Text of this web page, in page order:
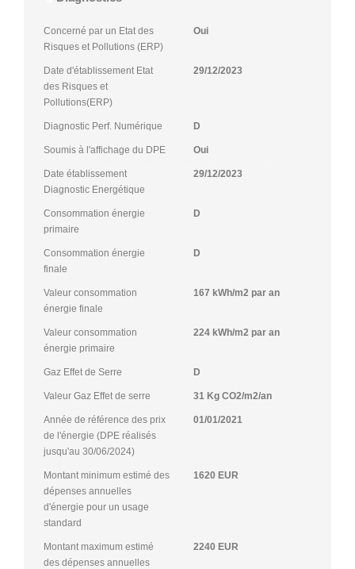
Concerné par un Etat des
Risques et Pollutions (ERP)
Oui
Date d'établissement Etat
des Risques et
Pollutions(ERP)
29/12/2023
Diagnostic Perf. Numérique D
Soumis à l'affichage du DPE Oui
Date établissement
Diagnostic Energétique
29/12/2023
Consommation énergie
primaire
D
Consommation énergie
finale
D
Valeur consommation
énergie finale
167 kWh/m2 par an
Valeur consommation
énergie primaire
224 kWh/m2 par an
Gaz Effet de Serre D
Valeur Gaz Effet de serre 31 Kg CO2/m2/an
Année de référence des prix
de l'énergie (DPE réalisés
jusqu'au 30/06/2024)
01/01/2021
Montant minimum estimé des
dépenses annuelles
d'énergie pour un usage
standard
1620 EUR
Montant maximum estimé
des dépenses annuelles
2240 EUR